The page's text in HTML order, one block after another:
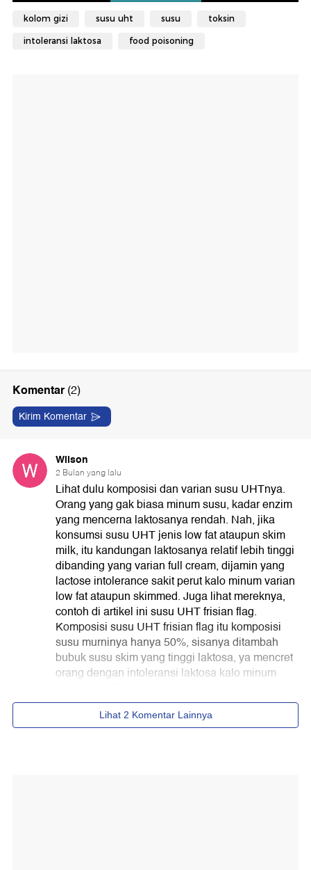
kolom gizi susu uht susu toksin
intoleransi laktosa food poisoning